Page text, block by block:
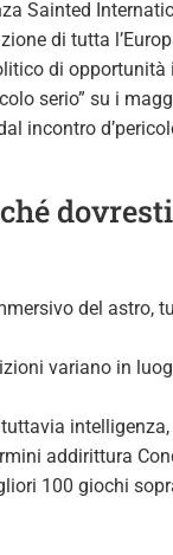
Sainted
di tutta
di opportunità
serio” su i
incontro
dovresti
del astro,
variano in
intelligenza,
addirittura
100 giochi